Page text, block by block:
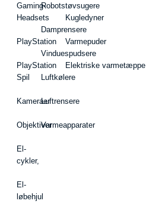
Gaming-
Headsets
PlayStation
PlayStation
Spil
Kameraer
Objektiver
El-
cykler,
El-
løbehjul
Robotstøvsugere
Damprensere
Vinduespudsere
Luftkølere
Luftrensere
Varmeapparater
Kugledyner
Varmepuder
Elektriske varmetæppe